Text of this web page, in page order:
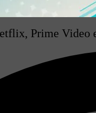
Prime Video